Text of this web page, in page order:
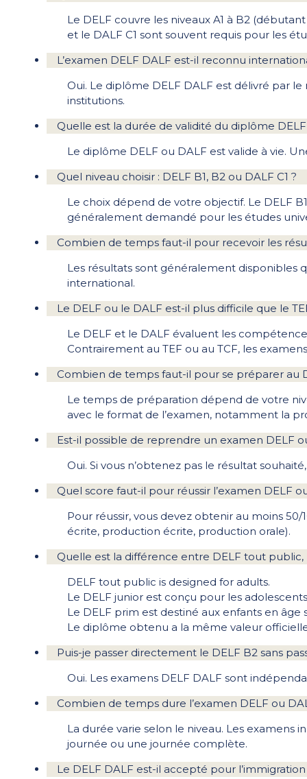
Le DELF couvre les niveaux A1 à B2
et le DALF C1 sont souvent requis pour les
L’examen DELF DALF est-il reconnu
Oui. Le diplôme DELF DALF est délivré par
institutions.
Quelle est la durée de validité du diplôme
Le diplôme DELF ou DALF est valide à vie.
Quel niveau choisir : DELF B1, B2 ou DALF C1 ?
Le choix dépend de votre objectif. Le DELF
généralement demandé pour les études
Combien de temps faut-il pour recevoir les
Les résultats sont généralement disponibles
international.
Le DELF ou le DALF est-il plus difficile que le
Le DELF et le DALF évaluent les
Contrairement au TEF ou au TCF, les
Combien de temps faut-il pour se préparer au
Le temps de préparation dépend de votre
avec le format de l’examen, notamment la
Est-il possible de reprendre un examen DELF
Oui. Si vous n’obtenez pas le résultat
Quel score faut-il pour réussir l’examen DELF
Pour réussir, vous devez obtenir au moins
écrite, production écrite, production orale).
Quelle est la différence entre DELF tout public,
DELF tout public is designed for adults.
Le DELF junior est conçu pour les
Le DELF prim est destiné aux enfants en âge
Le diplôme obtenu a la même valeur
Puis-je passer directement le DELF B2 sans
Oui. Les examens DELF DALF sont
Combien de temps dure l’examen DELF ou
La durée varie selon le niveau. Les
journée ou une journée complète.
Le DELF DALF est-il accepté pour